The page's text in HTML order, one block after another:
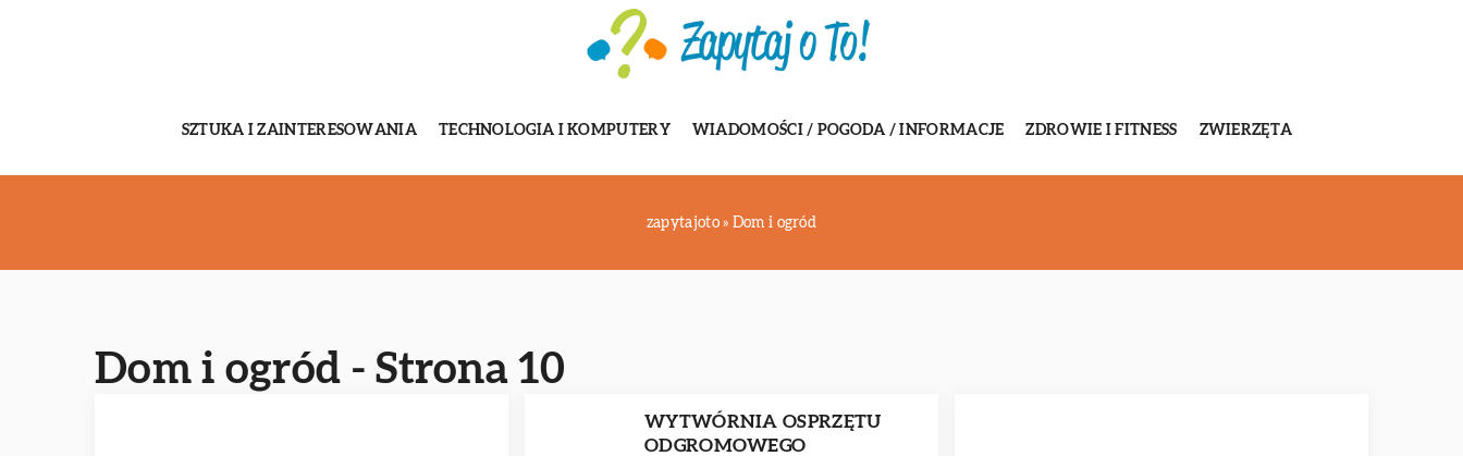
SZTUKA I ZAINTERESOWANIA TECHNOLOGIA I KOMPUTERY WIADOMOŚCI / POGODA / INFORMACJE ZDROWIE I FITNESS ZWIERZĘTA
zapytajoto» Dom i ogród
Dom i ogród - Strona 10
WYTWÓRNIA OSPRZĘTU
ODGROMOWEGO